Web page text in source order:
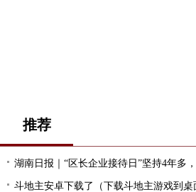
推荐
湖南日报｜“区长企业接待日”坚持4年多，服务企业465家，解决问题
斗地主安卓下载了（下载斗地主游戏到桌